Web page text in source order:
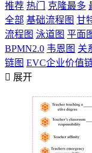
推荐 热门 克隆最多
全部 基础流程图 甘
流程图 泳道图 平面
BPMN2.0 韦恩图 关
链图 EVC企业价值
 展开